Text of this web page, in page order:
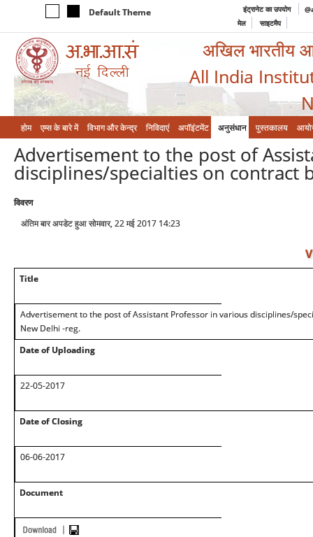
Default Theme इंट्रानेट का उपयोग
मेल
साइटमैप
अखिल भारतीय
All India
होम एम्‍स के बारे में विभाग और केन्‍द्र निविदाएं अपॉइंटमेंट अनुसंधान पुस्तकालय
Advertisement to the post of
disciplines/specialties on contract
विवरण
अंतिम बार अपडेट हुआ सोमवार, 22 मई 2017 14:23
Title
Advertisement to the post of Assistant Professor in various disciplines/
New Delhi -reg.
Date of Uploading
22-05-2017
Date of Closing
06-06-2017
Document